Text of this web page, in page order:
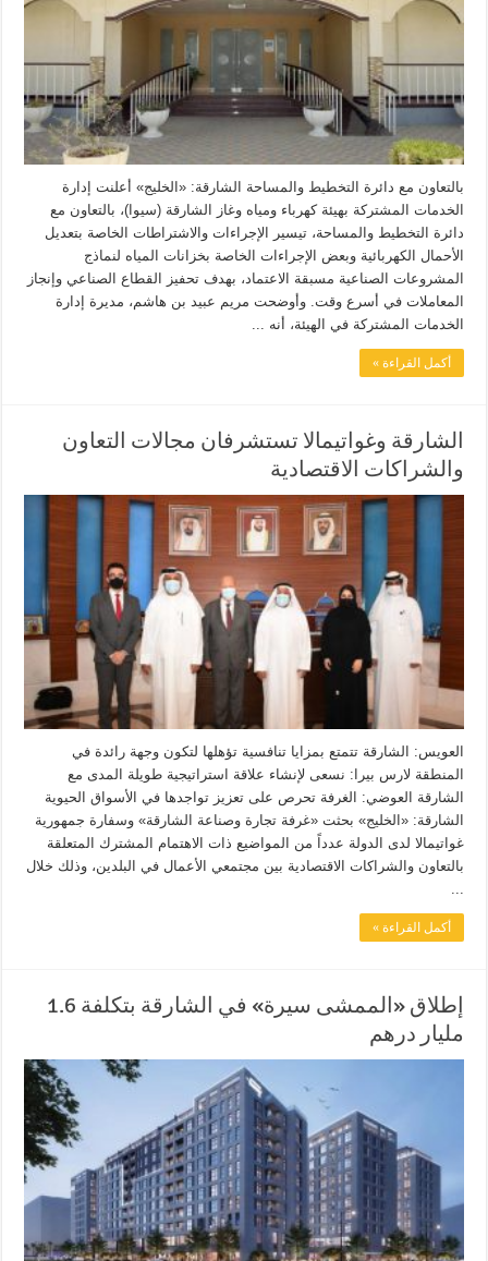
بالتعاون مع دائرة التخطيط والمساحة الشارقة: «الخليج» أعلنت إدارة
الخدمات المشتركة بهيئة كهرباء ومياه وغاز الشارقة (سيوا)، بالتعاون مع
دائرة التخطيط والمساحة، تيسير الإجراءات والاشتراطات الخاصة بتعديل
الأحمال الكهربائية وبعض الإجراءات الخاصة بخزانات المياه لنماذج
المشروعات الصناعية مسبقة الاعتماد، بهدف تحفيز القطاع الصناعي وإنجاز
المعاملات في أسرع وقت. وأوضحت مريم عبيد بن هاشم، مديرة إدارة
الخدمات المشتركة في الهيئة، أنه ...
أكمل القراءة »
الشارقة وغواتيمالا تستشرفان مجالات التعاون
والشراكات الاقتصادية
العويس: الشارقة تتمتع بمزايا تنافسية تؤهلها لتكون وجهة رائدة في
المنطقة لارس بيرا: نسعى لإنشاء علاقة استراتيجية طويلة المدى مع
الشارقة العوضي: الغرفة تحرص على تعزيز تواجدها في الأسواق الحيوية
الشارقة: «الخليج» بحثت «غرفة تجارة وصناعة الشارقة» وسفارة جمهورية
غواتيمالا لدى الدولة عدداً من المواضيع ذات الاهتمام المشترك المتعلقة
بالتعاون والشراكات الاقتصادية بين مجتمعي الأعمال في البلدين، وذلك خلال
...
أكمل القراءة »
إطلاق «الممشى سيرة» في الشارقة بتكلفة 1.6
مليار درهم